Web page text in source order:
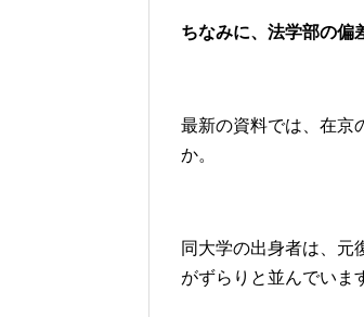
ちなみに、法学部の偏
最新の資料では、在京
か。
同大学の出身者は、元
がずらりと並んでいま